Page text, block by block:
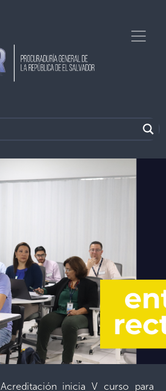
Acreditación inicia V curso para